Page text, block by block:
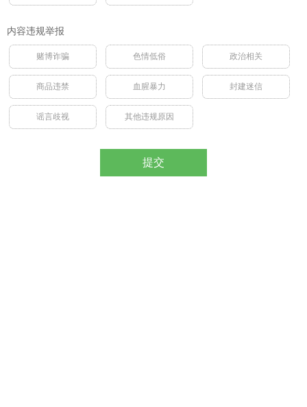
内容违规举报
赌博诈骗 色情低俗 政治相关
商品违禁 血腥暴力 封建迷信
谣言歧视 其他违规原因
提交